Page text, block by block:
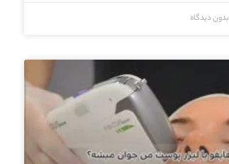
بدون دیدگاه